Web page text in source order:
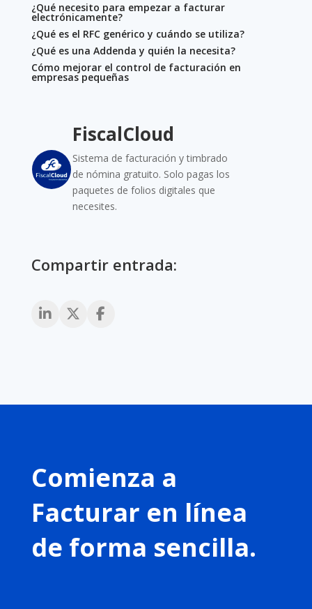
¿Qué necesito para empezar a facturar
electrónicamente?
¿Qué es el RFC genérico y cuándo se utiliza?
¿Qué es una Addenda y quién la necesita?
Cómo mejorar el control de facturación en
empresas pequeñas
FiscalCloud
Sistema de facturación y timbrado
de nómina gratuito. Solo pagas los
paquetes de folios digitales que
necesites.
Compartir entrada:
Comienza a
Facturar en línea
de forma sencilla.